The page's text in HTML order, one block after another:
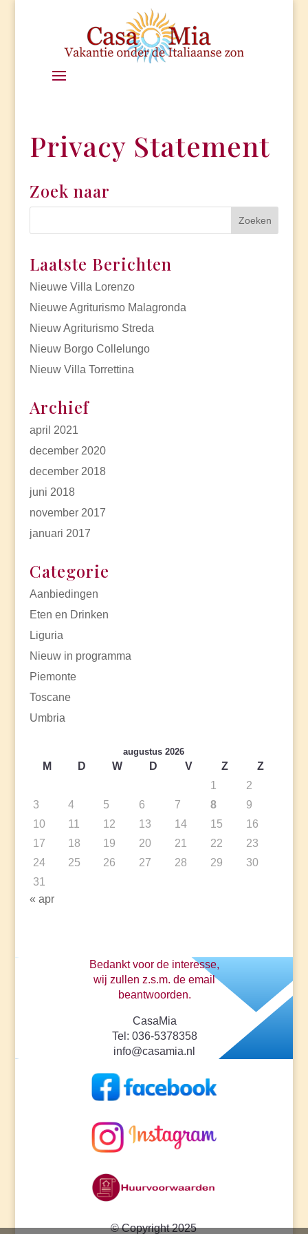
Privacy Statement
Zoek naar
Laatste Berichten
Nieuwe Villa Lorenzo
Nieuwe Agriturismo Malagronda
Nieuw Agriturismo Streda
Nieuw Borgo Collelungo
Nieuw Villa Torrettina
Archief
april 2021
december 2020
december 2018
juni 2018
november 2017
januari 2017
Categorie
Aanbiedingen
Eten en Drinken
Liguria
Nieuw in programma
Piemonte
Toscane
Umbria
augustus 2026
M D W D V Z
Z
1
2
3
4 5 6 7 8
9
10
11 12 13 14 15
16
17
18 19 20 21 22
23
24
25 26 27 28 29
30
31
« apr
Bedankt voor de interesse,
wij zullen z.s.m. de email
beantwoorden.
CasaMia
Tel: 036-5378358
info@casamia.nl
© Copyright 2025